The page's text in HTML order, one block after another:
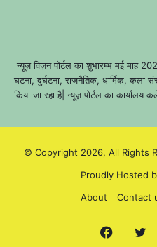
न्यूज़ विज़न पोर्टल का शुभारम्भ मई माह
घटना, दुर्घटना, राजनैतिक, धार्मिक, कला
किया जा रहा है| न्यूज़ पोर्टल का
© Copyright 2026, All Rights
Proudly Hosted
About
Contact